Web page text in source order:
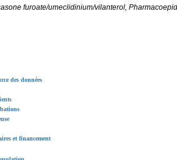
furoate/umeclidinium/vilanterol,
des données
et financement